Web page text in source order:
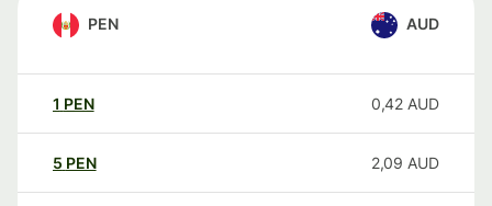
PEN AUD
1 PEN 0,42 AUD
5 PEN 2,09 AUD